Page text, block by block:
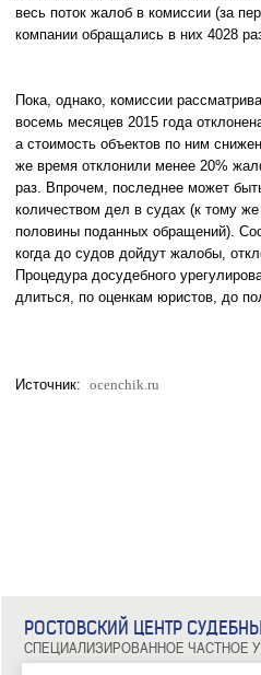
весь поток жалоб в комиссии (за
компании обращались в них 4028
Пока, однако, комиссии
восемь месяцев 2015 года
а стоимость объектов по ним
же время отклонили менее 20%
раз. Впрочем, последнее может
количеством дел в судах (к тому
половины поданных обращений).
когда до судов дойдут жалобы,
Процедура досудебного
длиться, по оценкам юристов, до
Источник: ocenchik.ru
РОСТОВСКИЙ ЦЕНТР
СПЕЦИАЛИЗИРОВАННОЕ ЧАСТНОЕ